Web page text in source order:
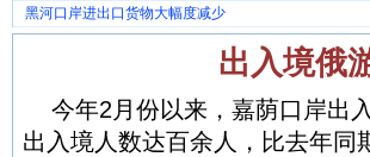
黑河口岸进出口货物大幅度减少
出入境俄
今年2月份以来，嘉荫口岸出
出入境人数达百余人，比去年同